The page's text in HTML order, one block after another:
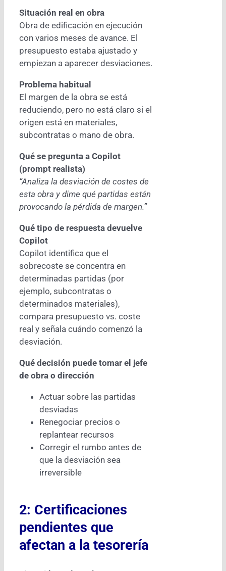
Situación real en obra
Obra de edificación en ejecución
con varios meses de avance. El
presupuesto estaba ajustado y
empiezan a aparecer desviaciones.
Problema habitual
El margen de la obra se está
reduciendo, pero no está claro si el
origen está en materiales,
subcontratas o mano de obra.
Qué se pregunta a Copilot
(prompt realista)
“Analiza la desviación de costes de
esta obra y dime qué partidas están
provocando la pérdida de margen.”
Qué tipo de respuesta devuelve
Copilot
Copilot identifica que el
sobrecoste se concentra en
determinadas partidas (por
ejemplo, subcontratas o
determinados materiales),
compara presupuesto vs. coste
real y señala cuándo comenzó la
desviación.
Qué decisión puede tomar el jefe
de obra o dirección
Actuar sobre las partidas
desviadas
Renegociar precios o
replantear recursos
Corregir el rumbo antes de
que la desviación sea
irreversible
2: Certificaciones
pendientes que
afectan a la tesorería